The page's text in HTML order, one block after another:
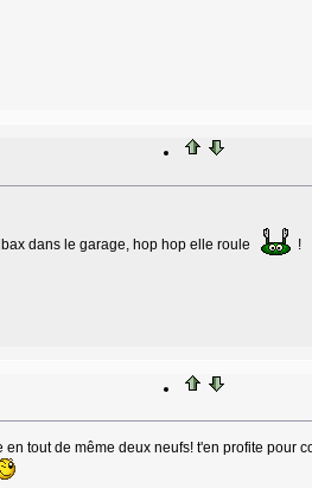
dans le garage, hop hop elle roule !
tout de même deux neufs! t'en profite pour